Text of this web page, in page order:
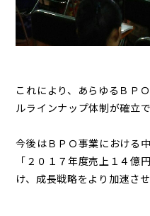
これにより、あらゆるＢＰ
ルラインナップ体制が確立
今後はＢＰＯ事業における
「２０１７年度売上１４億
け、成長戦略をより加速さ